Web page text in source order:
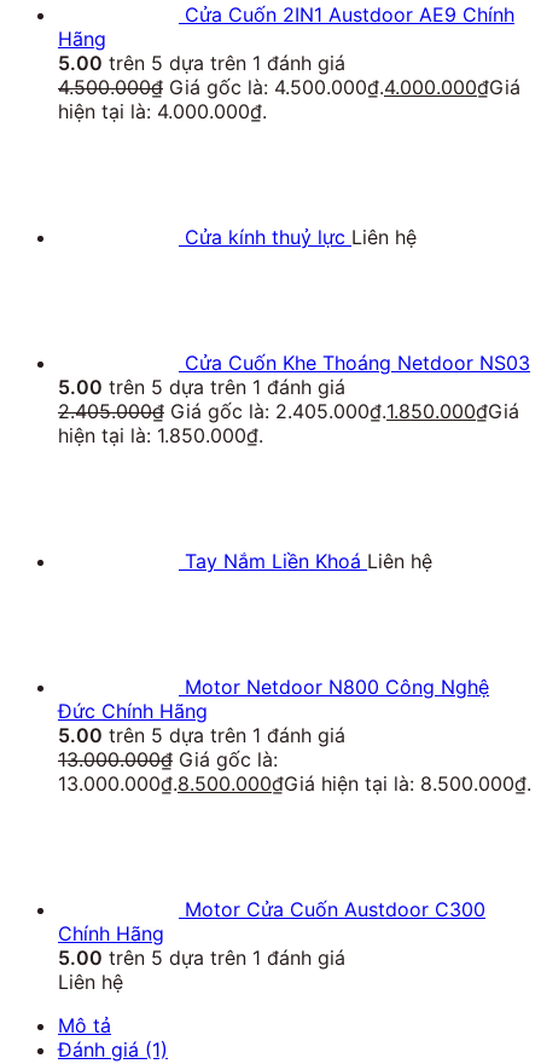
Cửa Cuốn 2IN1 Austdoor AE9 Chính
Hãng
5.00 trên 5 dựa trên 1 đánh giá
4.500.000₫ Giá gốc là: 4.500.000₫.4.000.000₫Giá
hiện tại là: 4.000.000₫.
Cửa kính thuỷ lực Liên hệ
Cửa Cuốn Khe Thoáng Netdoor NS03
5.00 trên 5 dựa trên 1 đánh giá
2.405.000₫ Giá gốc là: 2.405.000₫.1.850.000₫Giá
hiện tại là: 1.850.000₫.
Tay Nắm Liền Khoá Liên hệ
Motor Netdoor N800 Công Nghệ
Đức Chính Hãng
5.00 trên 5 dựa trên 1 đánh giá
13.000.000₫ Giá gốc là:
13.000.000₫.8.500.000₫Giá hiện tại là: 8.500.000₫.
Motor Cửa Cuốn Austdoor C300
Chính Hãng
5.00 trên 5 dựa trên 1 đánh giá
Liên hệ
Mô tả
Đánh giá (1)